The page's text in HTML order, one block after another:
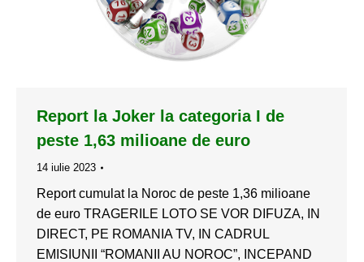
Report la Joker la categoria I de
peste 1,63 milioane de euro
14 iulie 2023
Report cumulat la Noroc de peste 1,36 milioane
de euro TRAGERILE LOTO SE VOR DIFUZA, IN
DIRECT, PE ROMANIA TV, IN CADRUL
EMISIUNII “ROMANII AU NOROC”, INCEPAND